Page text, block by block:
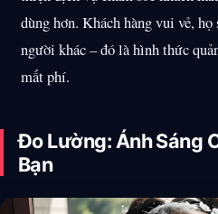
dùng hơn. Khách hàng vui vẻ,
người khác – đó là hình thức
mất phí.
Đo Lường: Ánh Sáng
Bạn